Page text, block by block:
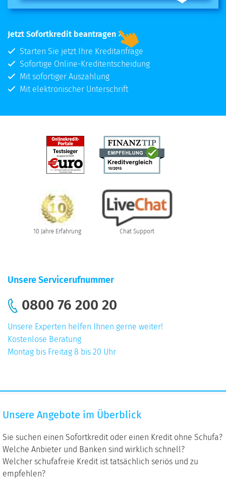
Jetzt Sofortkredit beantragen
Starten Sie jetzt Ihre Kreditanfrage
Sofortige Online-Kreditentscheidung
Mit sofortiger Auszahlung
Mit elektronischer Unterschrift
10 Jahre Erfahrung Chat Support
Unsere Servicerufnummer
0800 76 200 20
Unsere Experten helfen Ihnen gerne weiter!
Kostenlose Beratung
Montag bis Freitag 8 bis 20 Uhr
Angebote
Überblick
Unsere Angebote im Überblick
Sie suchen einen Sofortkredit oder einen Kredit ohne Schufa?
Welche Anbieter und Banken sind wirklich schnell?
Welcher schufafreie Kredit ist tatsächlich seriös und zu
empfehlen?